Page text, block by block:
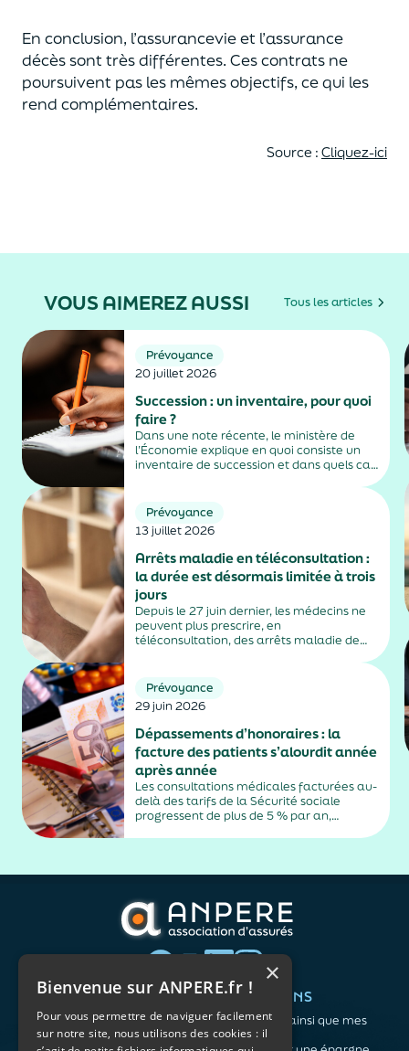
En conclusion, l’assurancevie et l’assurance
décès sont très différentes. Ces contrats ne
poursuivent pas les mêmes objectifs, ce qui les
rend complémentaires.
Source : Cliquez-ici
VOUS AIMEREZ AUSSI Tous les articles
Prévoyance
20 juillet 2026
Succession : un inventaire, pour quoi
faire ?
Dans une note récente, le ministère de
l’Économie explique en quoi consiste un
inventaire de succession et dans quels cas
Prévoyance
13 juillet 2026
Arrêts maladie en téléconsultation :
la durée est désormais limitée à trois
jours
Depuis le 27 juin dernier, les médecins ne
peuvent plus prescrire, en
téléconsultation, des arrêts maladie de
sociales et fiscales, s'inscrit dans un
durcissement plus...
Prévoyance
29 juin 2026
Dépassements d’honoraires : la
facture des patients s’alourdit année
après année
Les consultations médicales facturées au-
delà des tarifs de la Sécurité sociale
progressent de plus de 5 % par an,
alimentés par la montée en puissance des
QUI SOMMES-NOUS ?
L'association
Notre organisation
VOS BESOINS
Me protéger ainsi que mes
proches
×
Bienvenue sur ANPERE.fr !
Pour vous permettre de naviguer facilement
sur notre site, nous utilisons des cookies : il